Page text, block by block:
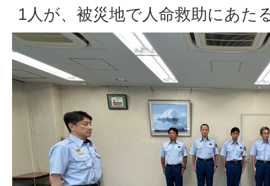
1人が、被災地で人命救助にあた